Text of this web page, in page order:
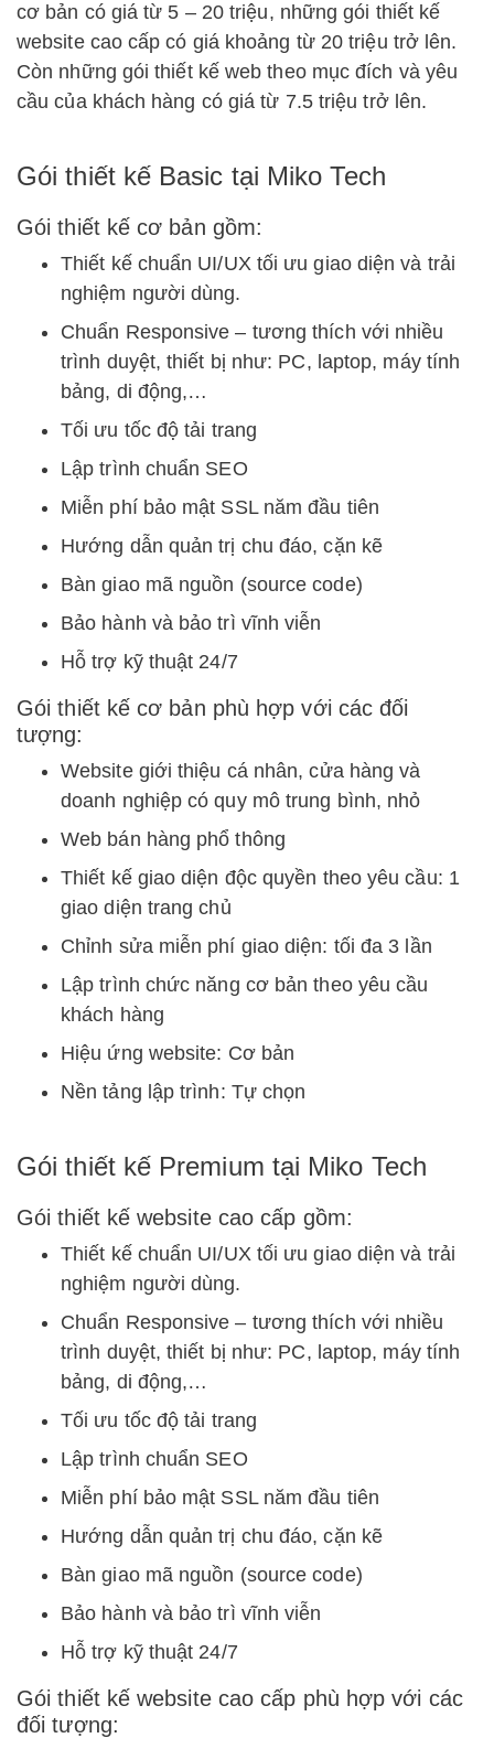
cơ bản có giá từ 5 – 20 triệu, những gói thiết kế
website cao cấp có giá khoảng từ 20 triệu trở lên.
Còn những gói thiết kế web theo mục đích và yêu
cầu của khách hàng có giá từ 7.5 triệu trở lên.
Gói thiết kế Basic tại Miko Tech
Gói thiết kế cơ bản gồm:
Thiết kế chuẩn UI/UX tối ưu giao diện và trải
nghiệm người dùng.
Chuẩn Responsive – tương thích với nhiều
trình duyệt, thiết bị như: PC, laptop, máy tính
bảng, di động,…
Tối ưu tốc độ tải trang
Lập trình chuẩn SEO
Miễn phí bảo mật SSL năm đầu tiên
Hướng dẫn quản trị chu đáo, cặn kẽ
Bàn giao mã nguồn (source code)
Bảo hành và bảo trì vĩnh viễn
Hỗ trợ kỹ thuật 24/7
Gói thiết kế cơ bản phù hợp với các đối
tượng:
Website giới thiệu cá nhân, cửa hàng và
doanh nghiệp có quy mô trung bình, nhỏ
Web bán hàng phổ thông
Thiết kế giao diện độc quyền theo yêu cầu: 1
giao diện trang chủ
Chỉnh sửa miễn phí giao diện: tối đa 3 lần
Lập trình chức năng cơ bản theo yêu cầu
khách hàng
Hiệu ứng website: Cơ bản
Nền tảng lập trình: Tự chọn
Gói thiết kế Premium tại Miko Tech
Gói thiết kế website cao cấp gồm:
Thiết kế chuẩn UI/UX tối ưu giao diện và trải
nghiệm người dùng.
Chuẩn Responsive – tương thích với nhiều
trình duyệt, thiết bị như: PC, laptop, máy tính
bảng, di động,…
Tối ưu tốc độ tải trang
Lập trình chuẩn SEO
Miễn phí bảo mật SSL năm đầu tiên
Hướng dẫn quản trị chu đáo, cặn kẽ
Bàn giao mã nguồn (source code)
Bảo hành và bảo trì vĩnh viễn
Hỗ trợ kỹ thuật 24/7
Gói thiết kế website cao cấp phù hợp với các
đối tượng: